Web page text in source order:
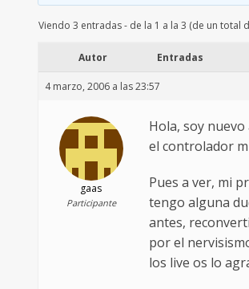
Viendo 3 entradas - de la 1 a la 3 (de un total
Autor Entradas
4 marzo, 2006 a las 23:57
gaas
Participante
Hola, soy
el controlador
Pues a ver, mi
tengo alguna
antes,
por el
los live os lo